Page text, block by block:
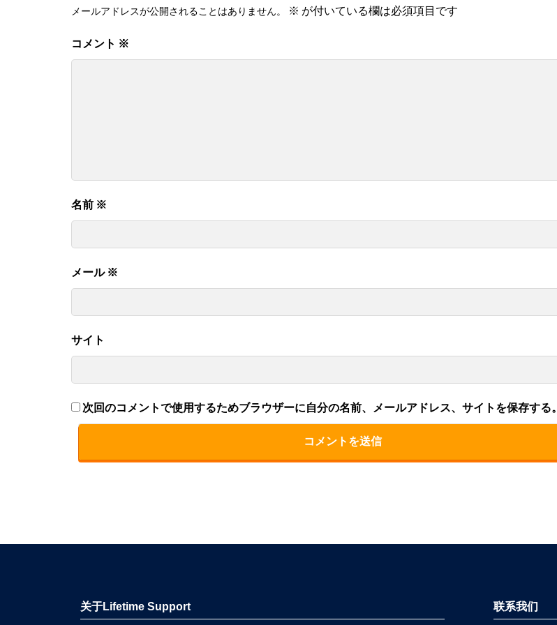
メールアドレスが公開されることはありません。 ※ が付いている欄は必須項目です
コメント ※
名前 ※
メール ※
サイト
次回のコメントで使用するためブラウザーに自分の名前、メールアドレス、サイトを保存する。
关于Lifetime Support 联系我们